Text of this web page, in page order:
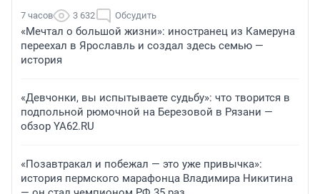
7 часов 3 632 Обсудить
«Мечтал о большой жизни»: иностранец из Камеруна
переехал в Ярославль и создал здесь семью —
история
«Девчонки, вы испытываете судьбу»: что творится в
подпольной рюмочной на Березовой в Рязани —
обзор YA62.RU
«Позавтракал и побежал — это уже привычка»:
история пермского марафонца Владимира Никитина